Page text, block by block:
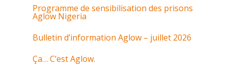
Programme de sensibilisation des prisons
Aglow Nigeria
Bulletin d’information Aglow – juillet 2026
Ça… C’est Aglow.